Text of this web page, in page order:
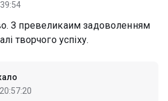
З превеликаим задоволенням
творчого успіху.